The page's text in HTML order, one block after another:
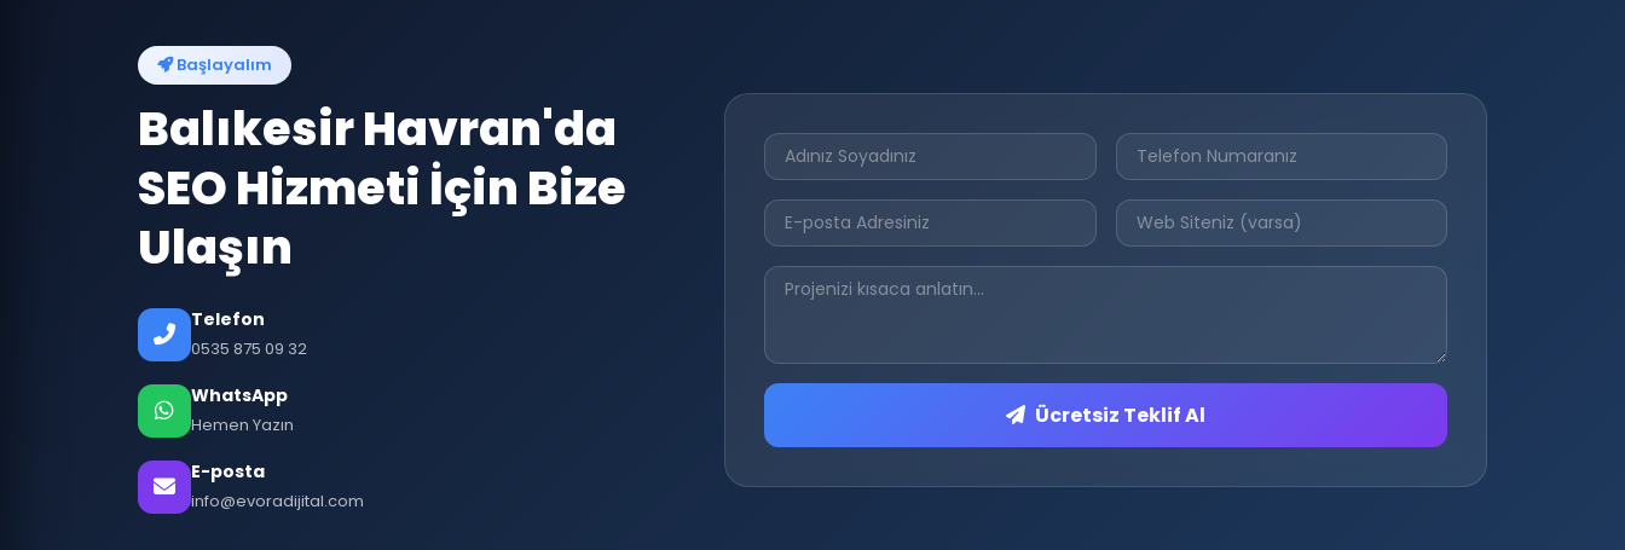
Başlayalım
Balıkesir Havran'da
SEO Hizmeti İçin Bize
Ulaşın
Telefon
0535 875 09 32
WhatsApp
Hemen Yazın
E-posta
info@evoradijital.com
Ücretsiz Teklif Al